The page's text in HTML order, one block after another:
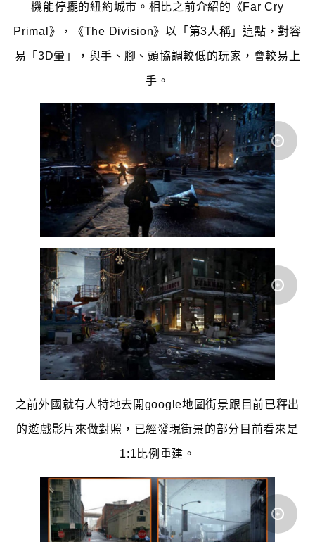
機能停擺的紐約城市。相比之前介紹的《Far Cry
Primal》，《The Division》以「第3人稱」這點，對容
易「3D暈」，與手、腳、頭協調較低的玩家，會較易上
手。
之前外國就有人特地去開google地圖街景跟目前已釋出
的遊戲影片來做對照，已經發現街景的部分目前看來是
1:1比例重建。